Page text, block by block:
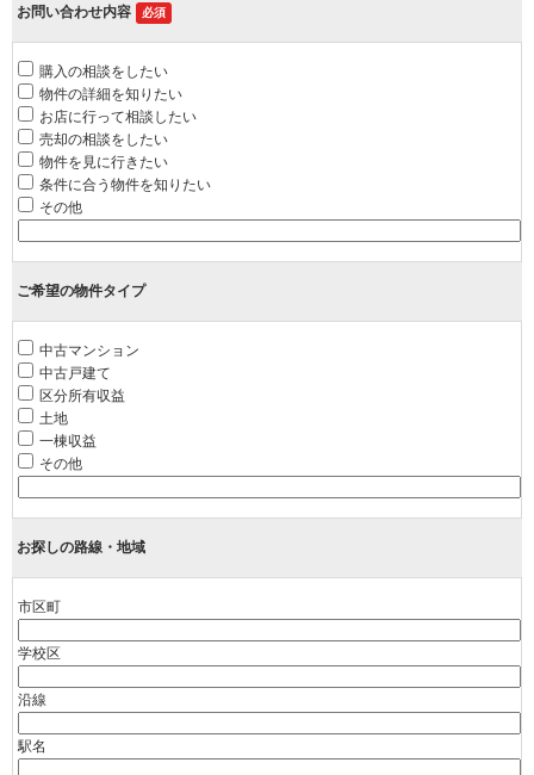
お問い合わせ内容 必須
購入の相談をしたい
物件の詳細を知りたい
お店に行って相談したい
売却の相談をしたい
物件を見に行きたい
条件に合う物件を知りたい
その他
ご希望の物件タイプ
中古マンション
中古戸建て
区分所有収益
土地
一棟収益
その他
お探しの路線・地域
市区町
学校区
沿線
駅名